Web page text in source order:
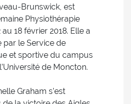
Brunswick, est
Physiothérapie
18 février 2018. Elle a
par le Service de
et sportive du campus
de Moncton.
Graham s’est